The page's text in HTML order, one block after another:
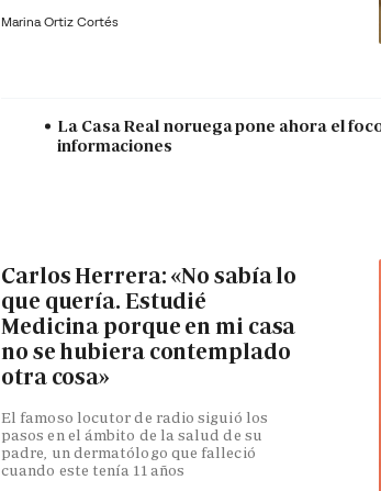
Marina Ortiz Cortés
La Casa Real noruega pone ahora el
informaciones
Carlos Herrera: «No sabía lo
que quería. Estudié
Medicina porque en mi casa
no se hubiera contemplado
otra cosa»
El famoso locutor de radio siguió los
pasos en el ámbito de la salud de su
padre, un dermatólogo que falleció
cuando este tenía 11 años